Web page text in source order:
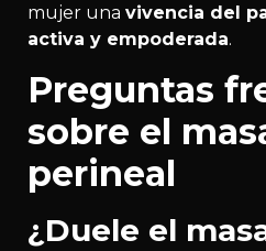
mujer una vivencia del
activa y empoderada.
Preguntas
sobre el
perineal
¿Duele el